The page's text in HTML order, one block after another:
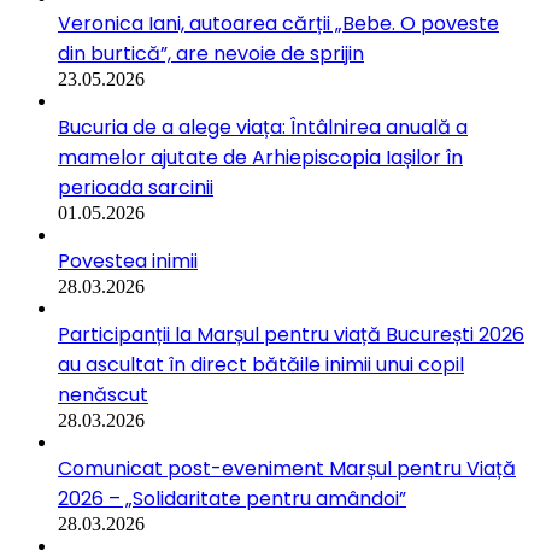
Veronica Iani, autoarea cărții „Bebe. O poveste
din burtică”, are nevoie de sprijin
23.05.2026
Bucuria de a alege viața: Întâlnirea anuală a
mamelor ajutate de Arhiepiscopia Iașilor în
perioada sarcinii
01.05.2026
Povestea inimii
28.03.2026
Participanții la Marșul pentru viață București 2026
au ascultat în direct bătăile inimii unui copil
nenăscut
28.03.2026
Comunicat post-eveniment Marșul pentru Viață
2026 – „Solidaritate pentru amândoi”
28.03.2026